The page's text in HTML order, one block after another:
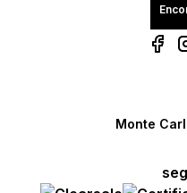
Monte